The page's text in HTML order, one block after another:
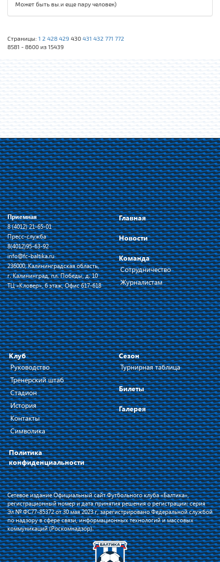
Может быть вы.и еще пару человек)
Страницы: 1 2 428 429 430 431 432 771 772
8581 - 8600 из 15439
Приемная
8 (4012) 21-65-01
Пресс-служба
8(4012)95-63-92
info@fc-baltika.ru
236000, Калининградская область,
г. Калининград, пл. Победы, д. 10
ТЦ «Кловер», 6 этаж, Офис 617-618
Главная
Новости
Команда
Сотрудничество
Журналистам
Клуб
Руководство
Тренерский штаб
Стадион
История
Контакты
Символика
Политика
конфиденциальности
Сезон
Турнирная таблица
Билеты
Галерея
Сетевое издание Официальный сайт Футбольного клуба «Балтика»,
регистрационный номер и дата принятия решения о регистрации: серия
Эл № ФС77-85372 от 30 мая 2023 г, зарегистрировано Федеральной службой
по надзору в сфере связи, информационных технологий и массовых
коммуникаций (Роскомнадзор).